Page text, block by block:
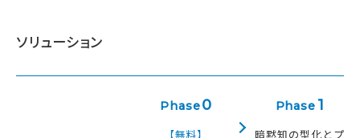
ソリューション
Phase0
【無料】
Phase 1
暗黙知の型化とプ